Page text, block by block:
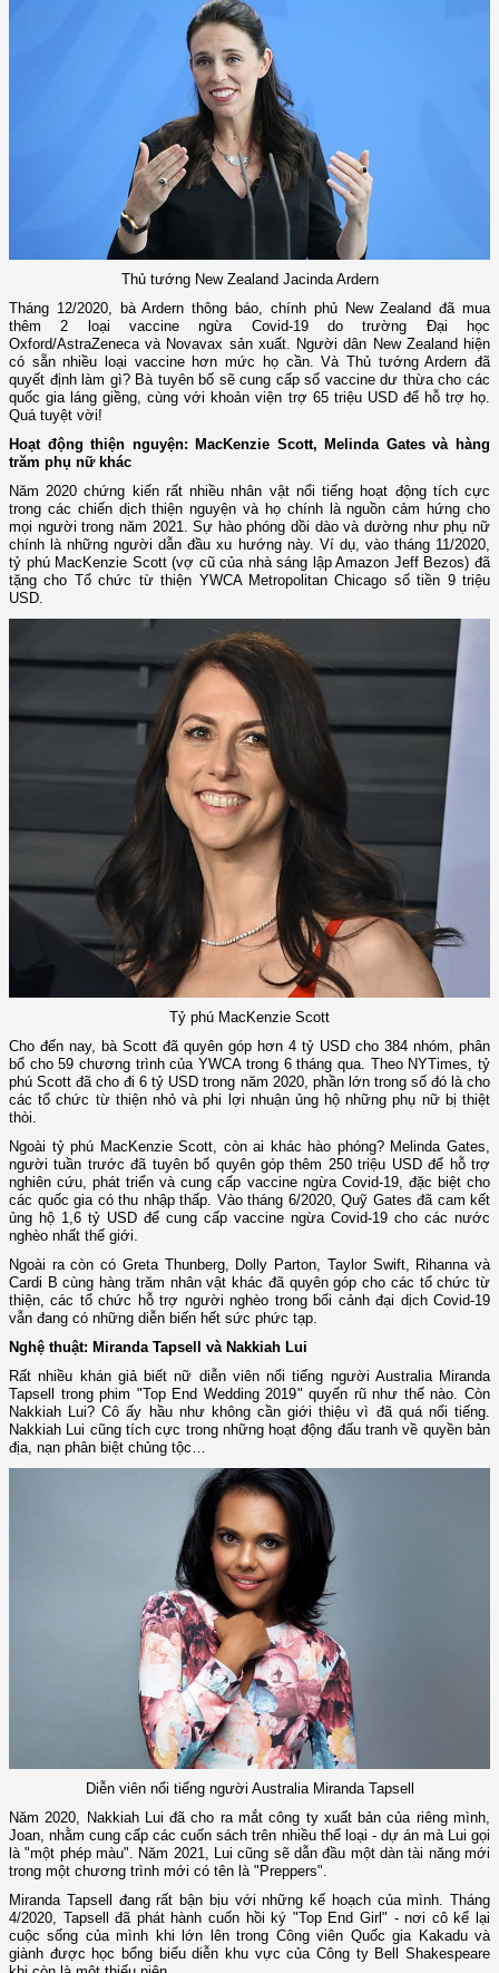
Thủ tướng New Zealand Jacinda Ardern
Tháng 12/2020, bà Ardern thông báo, chính phủ New Zealand đã mua
thêm 2 loại vaccine ngừa Covid-19 do trường Đại học
Oxford/AstraZeneca và Novavax sản xuất. Người dân New Zealand hiện
có sẵn nhiều loại vaccine hơn mức họ cần. Và Thủ tướng Ardern đã
quyết định làm gì? Bà tuyên bố sẽ cung cấp số vaccine dư thừa cho các
quốc gia láng giềng, cùng với khoản viện trợ 65 triệu USD để hỗ trợ họ.
Quá tuyệt vời!
Hoạt động thiện nguyện: MacKenzie Scott, Melinda Gates và hàng
trăm phụ nữ khác
Năm 2020 chứng kiến rất nhiều nhân vật nổi tiếng hoạt động tích cực
trong các chiến dịch thiện nguyện và họ chính là nguồn cảm hứng cho
mọi người trong năm 2021. Sự hào phóng dồi dào và dường như phụ nữ
chính là những người dẫn đầu xu hướng này. Ví dụ, vào tháng 11/2020,
tỷ phú MacKenzie Scott (vợ cũ của nhà sáng lập Amazon Jeff Bezos) đã
tặng cho Tổ chức từ thiện YWCA Metropolitan Chicago số tiền 9 triệu
USD.
Tỷ phú MacKenzie Scott
Cho đến nay, bà Scott đã quyên góp hơn 4 tỷ USD cho 384 nhóm, phân
bổ cho 59 chương trình của YWCA trong 6 tháng qua. Theo NYTimes, tỷ
phú Scott đã cho đi 6 tỷ USD trong năm 2020, phần lớn trong số đó là cho
các tổ chức từ thiện nhỏ và phi lợi nhuận ủng hộ những phụ nữ bị thiệt
thòi.
Ngoài tỷ phú MacKenzie Scott, còn ai khác hào phóng? Melinda Gates,
người tuần trước đã tuyên bố quyên góp thêm 250 triệu USD để hỗ trợ
nghiên cứu, phát triển và cung cấp vaccine ngừa Covid-19, đặc biệt cho
các quốc gia có thu nhập thấp. Vào tháng 6/2020, Quỹ Gates đã cam kết
ủng hộ 1,6 tỷ USD để cung cấp vaccine ngừa Covid-19 cho các nước
nghèo nhất thế giới.
Ngoài ra còn có Greta Thunberg, Dolly Parton, Taylor Swift, Rihanna và
Cardi B cùng hàng trăm nhân vật khác đã quyên góp cho các tổ chức từ
thiện, các tổ chức hỗ trợ người nghèo trong bối cảnh đại dịch Covid-19
vẫn đang có những diễn biến hết sức phức tạp.
Nghệ thuật: Miranda Tapsell và Nakkiah Lui
Rất nhiều khán giả biết nữ diễn viên nổi tiếng người Australia Miranda
Tapsell trong phim "Top End Wedding 2019" quyến rũ như thế nào. Còn
Nakkiah Lui? Cô ấy hầu như không cần giới thiệu vì đã quá nổi tiếng.
Nakkiah Lui cũng tích cực trong những hoạt động đấu tranh về quyền bản
địa, nạn phân biệt chủng tộc…
Diễn viên nổi tiếng người Australia Miranda Tapsell
Năm 2020, Nakkiah Lui đã cho ra mắt công ty xuất bản của riêng mình,
Joan, nhằm cung cấp các cuốn sách trên nhiều thể loại - dự án mà Lui gọi
là "một phép màu". Năm 2021, Lui cũng sẽ dẫn đầu một dàn tài năng mới
trong một chương trình mới có tên là "Preppers".
Miranda Tapsell đang rất bận bịu với những kế hoạch của mình. Tháng
4/2020, Tapsell đã phát hành cuốn hồi ký "Top End Girl" - nơi cô kể lại
cuộc sống của mình khi lớn lên trong Công viên Quốc gia Kakadu và
giành được học bổng biểu diễn khu vực của Công ty Bell Shakespeare